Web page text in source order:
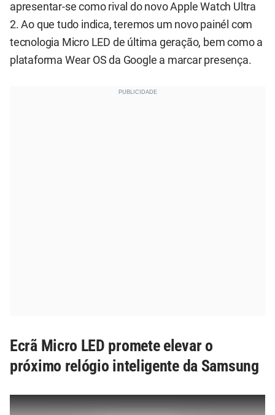
apresentar-se como rival do novo Apple Watch Ultra
2. Ao que tudo indica, teremos um novo painél com
tecnologia Micro LED de última geração, bem como a
plataforma Wear OS da Google a marcar presença.
Ecrã Micro LED promete elevar o
próximo relógio inteligente da Samsung